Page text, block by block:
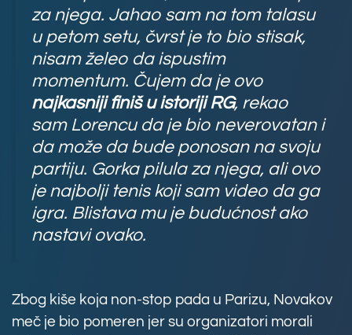
za njega. Jahao sam na tom talasu
u petom setu, čvrst je to bio stisak,
nisam želeo da ispustim
momentum. Čujem da je ovo
najkasniji finiš u istoriji RG, rekao
sam Lorencu da je bio neverovatan i
da može da bude ponosan na svoju
partiju. Gorka pilula za njega, ali ovo
je najbolji tenis koji sam video da ga
igra. Blistava mu je budućnost ako
nastavi ovako.
Zbog kiše koja non-stop pada u Parizu, Novakov
meč je bio pomeren jer su organizatori morali